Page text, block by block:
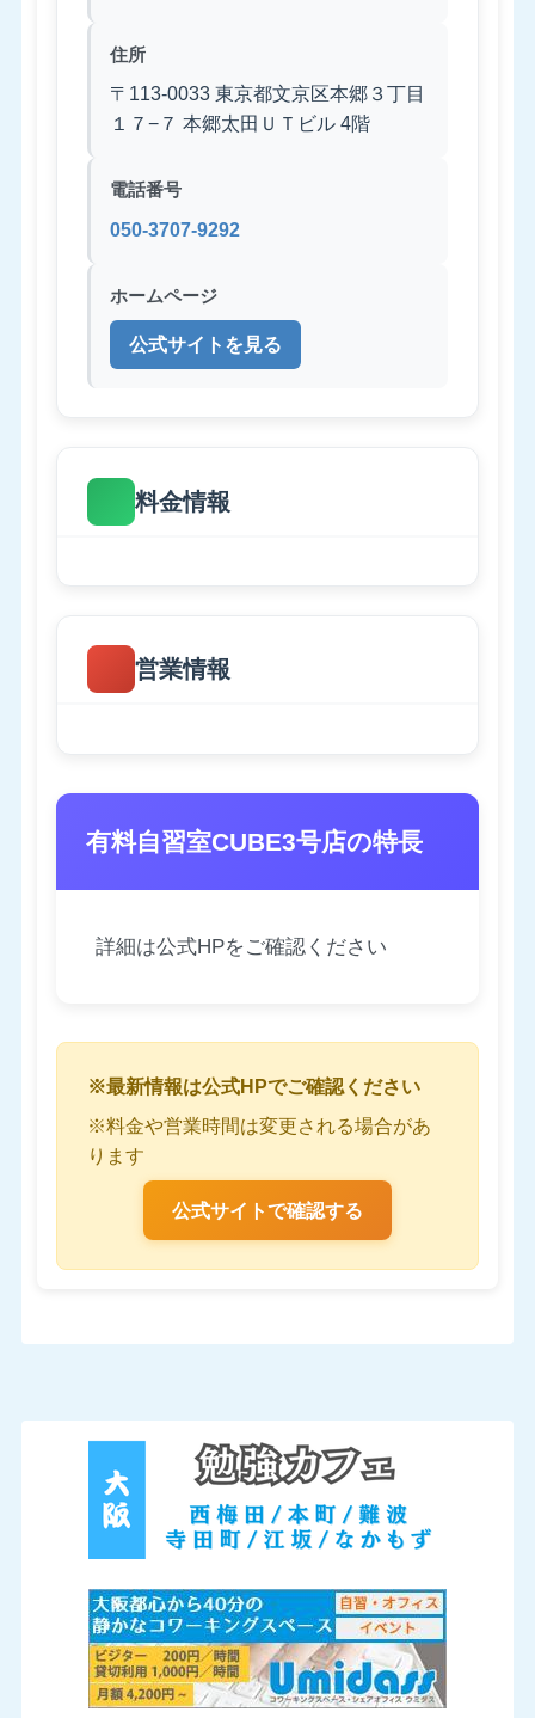
住所
〒113-0033 東京都文京区本郷３丁目
１７−７ 本郷太田ＵＴビル 4階
電話番号
050-3707-9292
ホームページ
公式サイトを見る
料金情報
営業情報
有料自習室CUBE3号店の特長
詳細は公式HPをご確認ください
※最新情報は公式HPでご確認ください
※料金や営業時間は変更される場合があ
ります
公式サイトで確認する